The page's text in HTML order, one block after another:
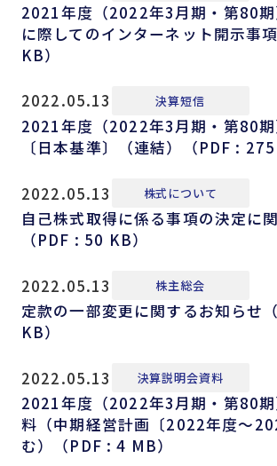
2021年度（2022年3月期・第80
に際してのインターネット開示事
KB）
2022.05.13 決算短信
2021年度（2022年3月期・第80
〔日本基準〕（連結）（PDF : 275
2022.05.13 株式について
自己株式取得に係る事項の決定に
（PDF : 50 KB）
2022.05.13 株主総会
定款の一部変更に関するお知らせ
KB）
2022.05.13 決算説明会資料
2021年度（2022年3月期・第80
料（中期経営計画〔2022年度～
む）（PDF : 4 MB）